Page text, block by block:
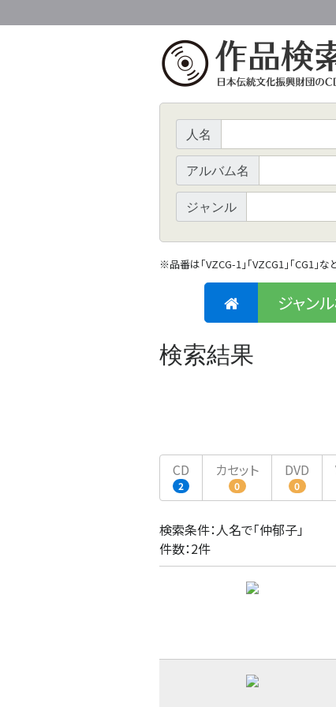
人名
アルバム名
ジャンル
※品番は「VZCG-1」「VZCG1」「CG1」な
ジャン
検索結果
CD
2
カセット
0
DVD
0
検索条件：人名で「仲郁子」
件数：2件